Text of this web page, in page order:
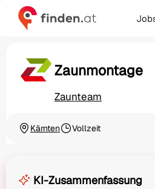
Zaunmontage
Zaunteam
Ortschaft
KärntenBeschäftigungsart
Vollzeit
KI-Zusammenfassung